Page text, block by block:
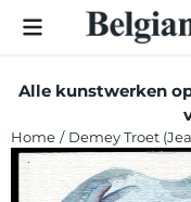
Cookievoorkeuren zijn
Alle kunstwerken
Home / Demey Troet